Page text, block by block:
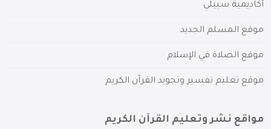
أكاديمية سبيلي
موقع المسلم الجديد
موقع الصلاة في الإسلام
موقع تعليم تفسير وتجويد القرآن الكريم
مواقع نشر وتعليم القرآن الكريم